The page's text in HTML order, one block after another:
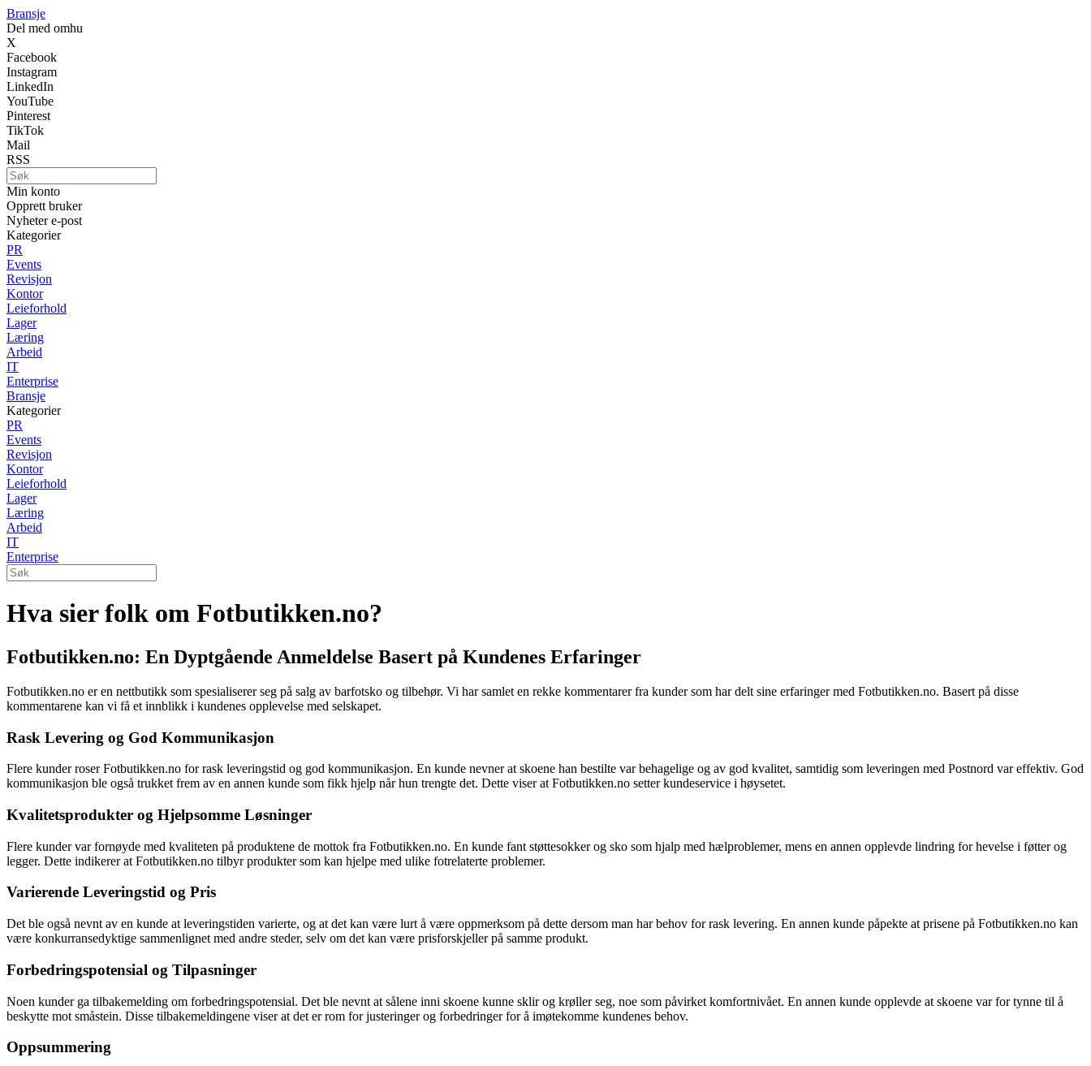
Bransje
Del med omhu
X
Facebook
Instagram
LinkedIn
YouTube
Pinterest
TikTok
Mail
RSS
Min konto
Opprett bruker
Nyheter e-post
Kategorier
PR
Events
Revisjon
Kontor
Leieforhold
Lager
Læring
Arbeid
IT
Enterprise
Bransje
Kategorier
PR
Events
Revisjon
Kontor
Leieforhold
Lager
Læring
Arbeid
IT
Enterprise
Hva sier folk om Fotbutikken.no?
Fotbutikken.no: En Dyptgående Anmeldelse Basert på Kundenes Erfaringer
Fotbutikken.no er en nettbutikk som spesialiserer seg på salg av barfotsko og tilbehør. Vi har samlet en rekke kommentarer fra kunder som har delt sine erfaringer med Fotbutikken.no. Basert på disse
kommentarene kan vi få et innblikk i kundenes opplevelse med selskapet.
Rask Levering og God Kommunikasjon
Flere kunder roser Fotbutikken.no for rask leveringstid og god kommunikasjon. En kunde nevner at skoene han bestilte var behagelige og av god kvalitet, samtidig som leveringen med Postnord var effektiv. God
kommunikasjon ble også trukket frem av en annen kunde som fikk hjelp når hun trengte det. Dette viser at Fotbutikken.no setter kundeservice i høysetet.
Kvalitetsprodukter og Hjelpsomme Løsninger
Flere kunder var fornøyde med kvaliteten på produktene de mottok fra Fotbutikken.no. En kunde fant støttesokker og sko som hjalp med hælproblemer, mens en annen opplevde lindring for hevelse i føtter og
legger. Dette indikerer at Fotbutikken.no tilbyr produkter som kan hjelpe med ulike fotrelaterte problemer.
Varierende Leveringstid og Pris
Det ble også nevnt av en kunde at leveringstiden varierte, og at det kan være lurt å være oppmerksom på dette dersom man har behov for rask levering. En annen kunde påpekte at prisene på Fotbutikken.no kan
være konkurransedyktige sammenlignet med andre steder, selv om det kan være prisforskjeller på samme produkt.
Forbedringspotensial og Tilpasninger
Noen kunder ga tilbakemelding om forbedringspotensial. Det ble nevnt at sålene inni skoene kunne sklir og krøller seg, noe som påvirket komfortnivået. En annen kunde opplevde at skoene var for tynne til å
beskytte mot småstein. Disse tilbakemeldingene viser at det er rom for justeringer og forbedringer for å imøtekomme kundenes behov.
Oppsummering